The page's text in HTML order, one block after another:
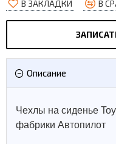
В ЗАКЛАДКИ В
Описание
Чехлы на сиденье
фабрики Автопилот